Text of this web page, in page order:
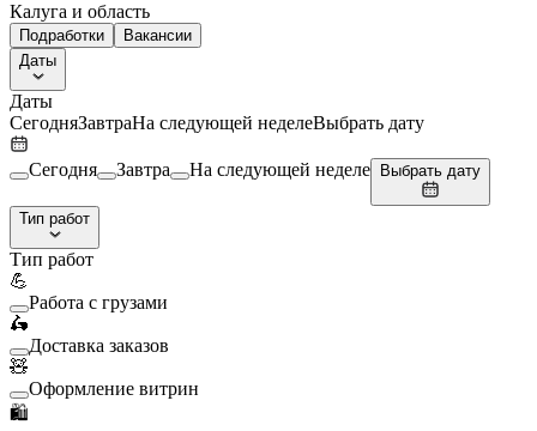
Калуга и область
Подработки
Вакансии
Даты
Даты
СегодняЗавтраНа следующей неделеВыбрать дату
Сегодня Завтра На следующей неделе Выбрать дату
Тип работ
Тип работ
💪
Работа с грузами
🛵
Доставка заказов
🧸
Оформление витрин
🛍️